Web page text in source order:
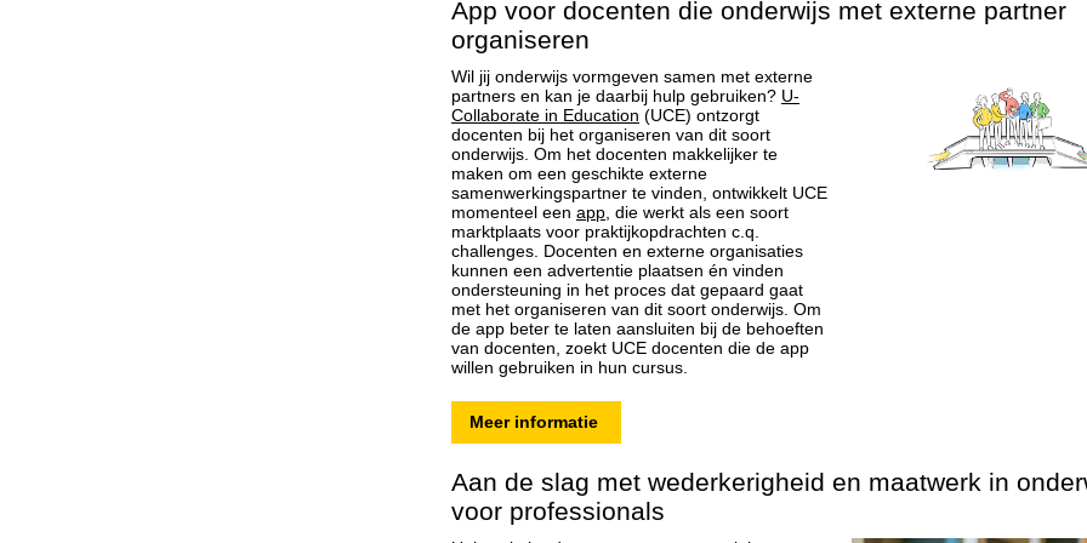
App voor docenten die onderwijs met externe partner
organiseren
Wil jij onderwijs vormgeven samen met externe
partners en kan je daarbij hulp gebruiken? U-
Collaborate in Education (UCE) ontzorgt
docenten bij het organiseren van dit soort
onderwijs. Om het docenten makkelijker te
maken om een geschikte externe
samenwerkingspartner te vinden, ontwikkelt UCE
momenteel een app , die werkt als een soort
marktplaats voor praktijkopdrachten c.q.
challenges. Docenten en externe organisaties
kunnen een advertentie plaatsen én vinden
ondersteuning in het proces dat gepaard gaat
met het organiseren van dit soort onderwijs. Om
de app beter te laten aansluiten bij de behoeften
van docenten, zoekt UCE docenten die de app
willen gebruiken in hun cursus.
Meer informatie
Aan de slag met wederkerigheid en maatwerk in
voor professionals